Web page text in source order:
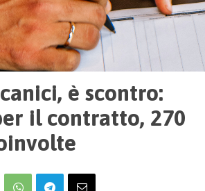
è scontro:
il contratto, 270